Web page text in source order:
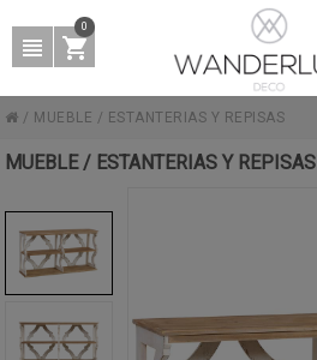
0
/ MUEBLE / ESTANTERIAS Y REPISAS
MUEBLE / ESTANTERIAS Y REPISAS